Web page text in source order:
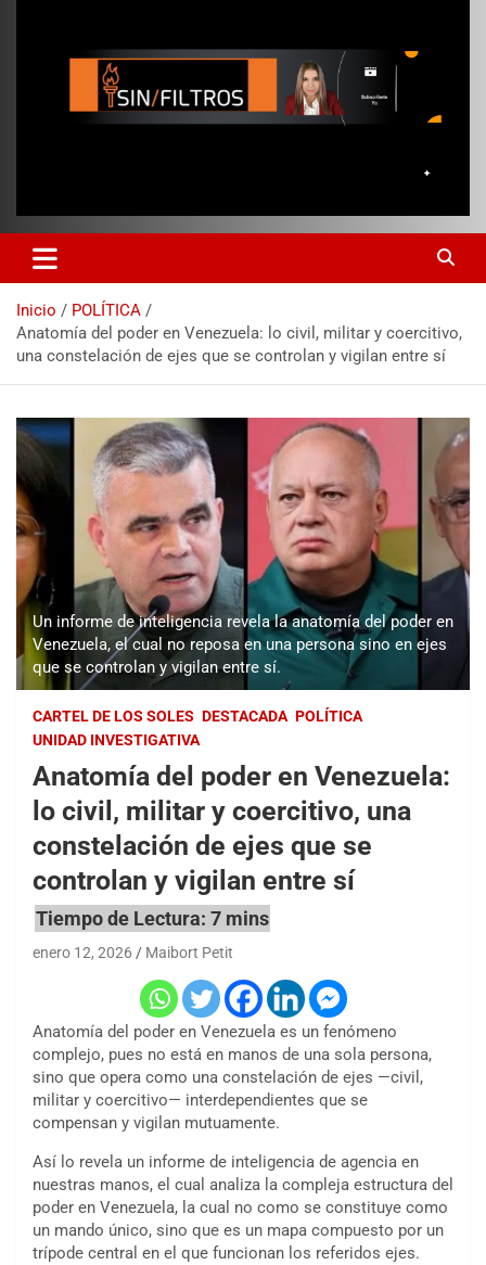
Inicio
POLÍTICA
Anatomía del poder en Venezuela: lo civil, militar y coercitivo,
una constelación de ejes que se controlan y vigilan entre sí
Un informe de inteligencia revela la anatomía del poder en
Venezuela, el cual no reposa en una persona sino en ejes
que se controlan y vigilan entre sí.
CARTEL DE LOS SOLES DESTACADA POLÍTICA
UNIDAD INVESTIGATIVA
Anatomía del poder en Venezuela:
lo civil, militar y coercitivo, una
constelación de ejes que se
controlan y vigilan entre sí
enero 12, 2026 Maibort Petit
Anatomía del poder en Venezuela es un fenómeno
complejo, pues no está en manos de una sola persona,
sino que opera como una constelación de ejes —civil,
militar y coercitivo— interdependientes que se
compensan y vigilan mutuamente.
Así lo revela un informe de inteligencia de agencia en
nuestras manos, el cual analiza la compleja estructura del
poder en Venezuela, la cual no como se constituye como
un mando único, sino que es un mapa compuesto por un
trípode central en el que funcionan los referidos ejes.